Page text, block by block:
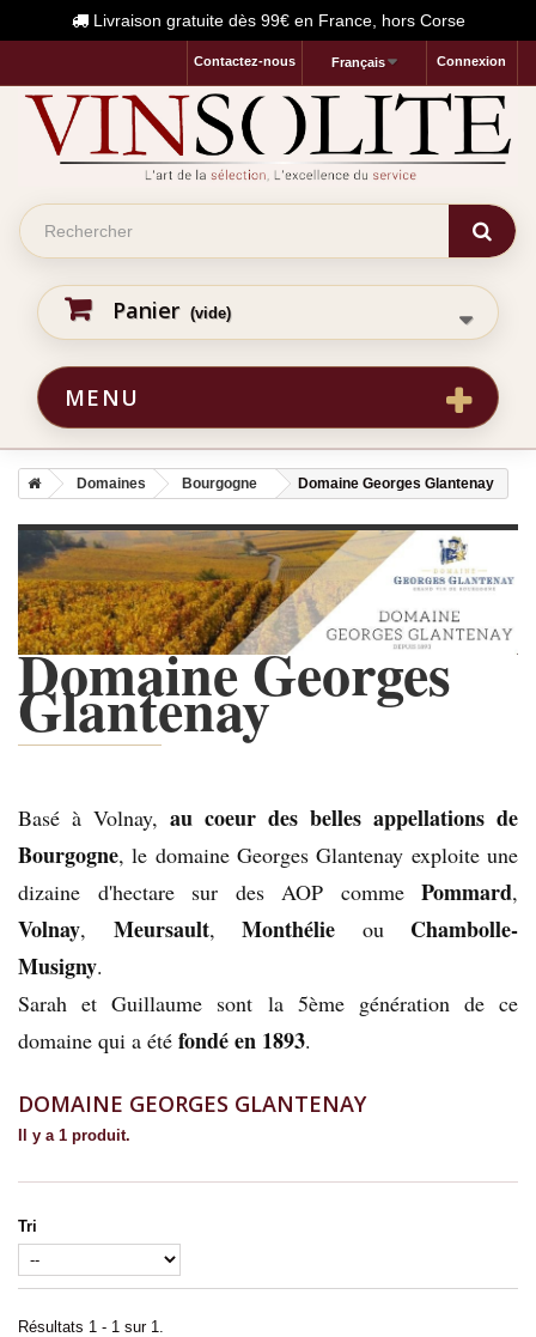
Livraison gratuite dès 99€ en France, hors Corse
Connexion
Français
Contactez-nous
Panier (vide)
MENU
Domaines Bourgogne Domaine Georges Glantenay
Domaine Georges
Glantenay
Basé à Volnay, au coeur des belles appellations de
Bourgogne, le domaine Georges Glantenay exploite une
dizaine d'hectare sur des AOP comme Pommard,
Volnay, Meursault, Monthélie ou Chambolle-
Musigny.
Sarah et Guillaume sont la 5ème génération de ce
domaine qui a été fondé en 1893.
DOMAINE GEORGES GLANTENAY
Il y a 1 produit.
Tri
Résultats 1 - 1 sur 1.